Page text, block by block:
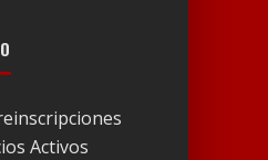
Activos